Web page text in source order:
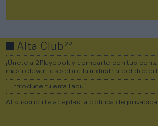
Alta Club2P
¡Únete a 2Playbook y comparte con tus
más relevantes sobre la industria del
Al suscribirte aceptas la política de